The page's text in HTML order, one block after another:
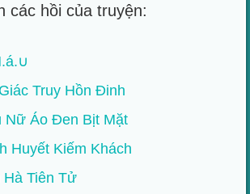
các hồi của truyện:
Truy Hồn Đinh
Nữ Áo Đen Bịt Mặt
Huyết Kiếm Khách
Hà Tiên Tử